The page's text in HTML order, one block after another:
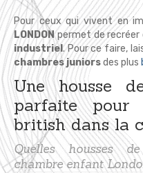
Pour ceux qui vivent en
LONDONpermet de recréer
industriel. Pour ce faire,
chambres juniorsdes plus
Une housse
parfaite pour
british dans la
Quelles housses
chambre enfant